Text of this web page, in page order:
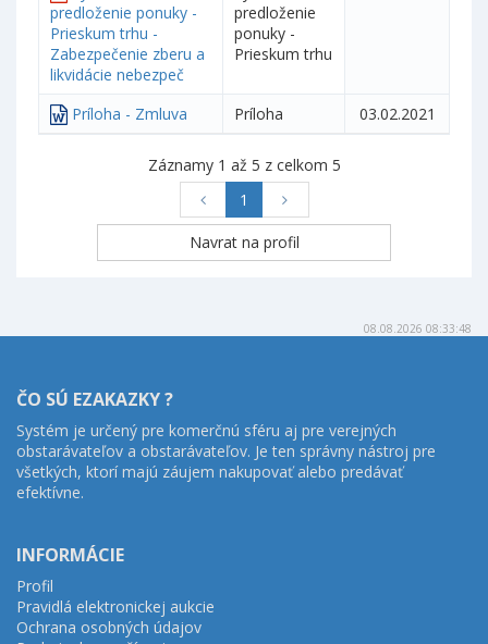
predloženie ponuky -
Prieskum trhu -
Zabezpečenie zberu a
likvidácie nebezpeč
predloženie
ponuky -
Prieskum trhu
Príloha - Zmluva Príloha 03.02.2021
Záznamy 1 až 5 z celkom 5
1
08.08.2026 08:33:48
ČO SÚ EZAKAZKY ?
Systém je určený pre komerčnú sféru aj pre verejných
obstarávateľov a obstarávateľov. Je ten správny nástroj pre
všetkých, ktorí majú záujem nakupovať alebo predávať
efektívne.
INFORMÁCIE
Profil
Pravidlá elektronickej aukcie
Ochrana osobných údajov